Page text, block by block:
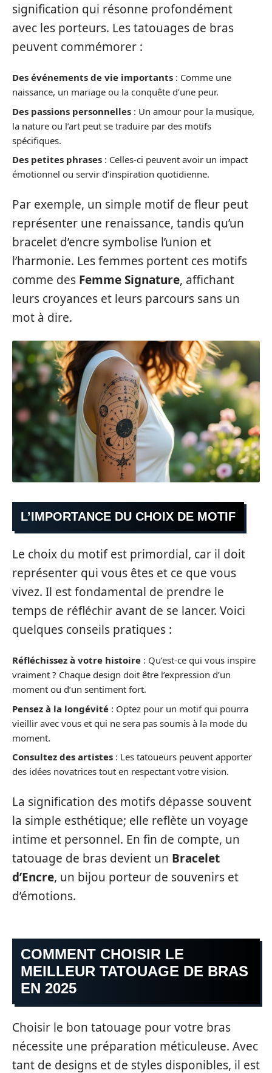
signification qui résonne profondément
avec les porteurs. Les tatouages de bras
peuvent commémorer :
Des événements de vie importants : Comme une
naissance, un mariage ou la conquête d’une peur.
Des passions personnelles : Un amour pour la musique,
la nature ou l’art peut se traduire par des motifs
spécifiques.
Des petites phrases : Celles-ci peuvent avoir un impact
émotionnel ou servir d’inspiration quotidienne.
Par exemple, un simple motif de fleur peut
représenter une renaissance, tandis qu’un
bracelet d’encre symbolise l’union et
l’harmonie. Les femmes portent ces motifs
comme des Femme Signature, affichant
leurs croyances et leurs parcours sans un
mot à dire.
L’IMPORTANCE DU CHOIX DE MOTIF
Le choix du motif est primordial, car il doit
représenter qui vous êtes et ce que vous
vivez. Il est fondamental de prendre le
temps de réfléchir avant de se lancer. Voici
quelques conseils pratiques :
Réfléchissez à votre histoire : Qu’est-ce qui vous inspire
vraiment ? Chaque design doit être l’expression d’un
moment ou d’un sentiment fort.
Pensez à la longévité : Optez pour un motif qui pourra
vieillir avec vous et qui ne sera pas soumis à la mode du
moment.
Consultez des artistes : Les tatoueurs peuvent apporter
des idées novatrices tout en respectant votre vision.
La signification des motifs dépasse souvent
la simple esthétique; elle reflète un voyage
intime et personnel. En fin de compte, un
tatouage de bras devient un Bracelet
d’Encre, un bijou porteur de souvenirs et
d’émotions.
COMMENT CHOISIR LE
MEILLEUR TATOUAGE DE BRAS
EN 2025
Choisir le bon tatouage pour votre bras
nécessite une préparation méticuleuse. Avec
tant de designs et de styles disponibles, il est